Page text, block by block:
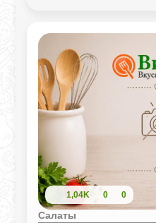
1,04K 0 0
Салаты